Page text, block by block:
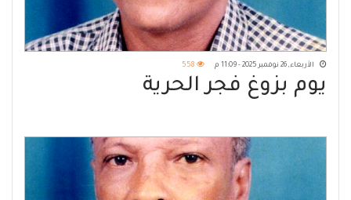
الأربعاء, 26 نوفمبر 2025 - 11:09 م 558
يوم بزوغ فجر الحرية